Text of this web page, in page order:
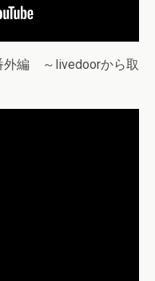
外編 ～livedoorから取